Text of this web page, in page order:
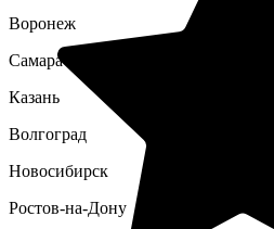
Воронеж
Самара
Казань
Волгоград
Новосибирск
Ростов-на-Дону